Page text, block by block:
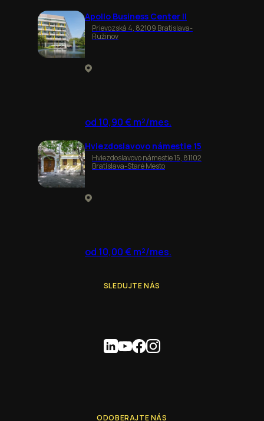
Apollo Business Center II
Prievozská 4, 82109 Bratislava-
Ružinov
od 10,90 € m²/mes.
Hviezdoslavovo námestie 15
Hviezdoslavovo námestie 15, 81102
Bratislava-Staré Mesto
od 10,00 € m²/mes.
SLEDUJTE NÁS
ODOBERAJTE NÁS